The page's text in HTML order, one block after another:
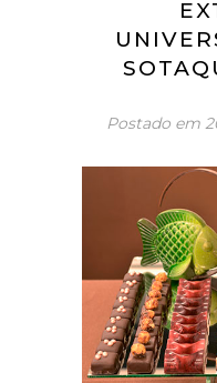
Postado em